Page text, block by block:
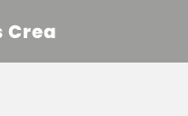
Crea